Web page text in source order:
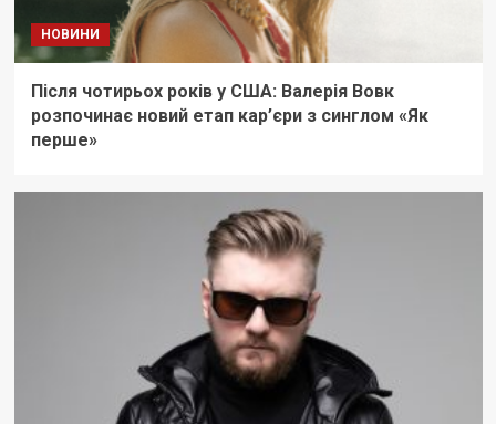
НОВИНИ
Після чотирьох років у США: Валерія Вовк
розпочинає новий етап кар’єри з синглом «Як
перше»